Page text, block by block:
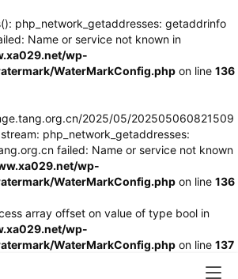
php_network_getaddresses: getaddrinfo
Name or service not known in
wp-
WaterMarkConfig.php on line 136
2025/05/202505060821509
php_network_getaddresses:
failed: Name or service not known
wp-
WaterMarkConfig.php on line 136
array offset on value of type bool in
wp-
WaterMarkConfig.php on line 137